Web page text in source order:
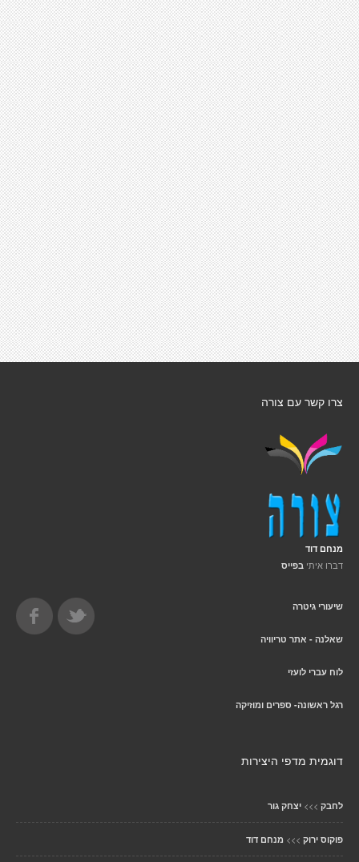
צרו קשר עם צורה
מנחם דוד
דברו איתי בפייס
שיעורי גיטרה
שאלנה - אתר טריוויה
לוח עברי לועזי
רגל ראשונה- ספרים ומוזיקה
דוגמית מדפי היצירות
לחבק >>> יצחק גור
פוקוס ירוק >>> מנחם דוד